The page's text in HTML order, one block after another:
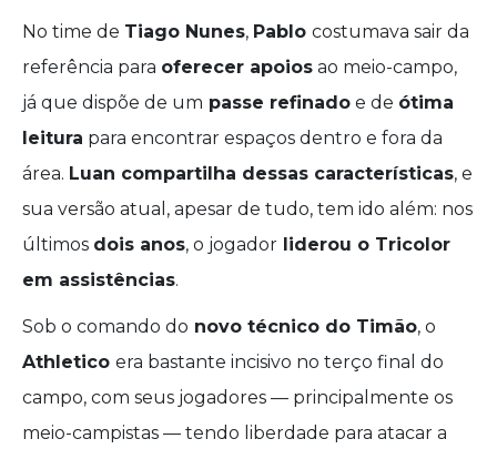
No time de Tiago Nunes, Pablo costumava sair da
referência para oferecer apoios ao meio-campo,
já que dispõe de um passe refinado e de ótima
leitura para encontrar espaços dentro e fora da
área. Luan compartilha dessas características, e
sua versão atual, apesar de tudo, tem ido além: nos
últimos dois anos, o jogador liderou o Tricolor
em assistências.
Sob o comando do novo técnico do Timão, o
Athletico era bastante incisivo no terço final do
campo, com seus jogadores — principalmente os
meio-campistas — tendo liberdade para atacar a